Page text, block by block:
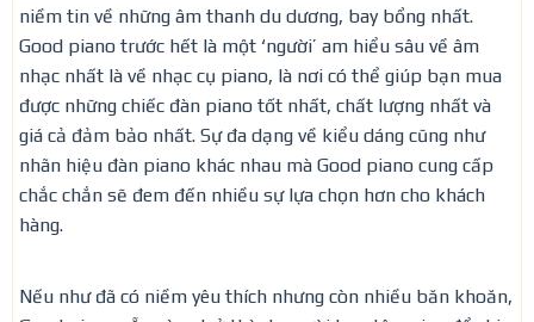
niềm tin về những âm thanh du dương, bay bổng nhất.
Good piano trước hết là một ‘người’ am hiểu sâu về âm
nhạc nhất là về nhạc cụ piano, là nơi có thể giúp bạn mua
được những chiếc đàn piano tốt nhất, chất lượng nhất và
giá cả đảm bảo nhất. Sự đa dạng về kiểu dáng cũng như
nhãn hiệu đàn piano khác nhau mà Good piano cung cấp
chắc chắn sẽ đem đến nhiều sự lựa chọn hơn cho khách
hàng.
Nếu như đã có niềm yêu thích nhưng còn nhiều băn khoăn,